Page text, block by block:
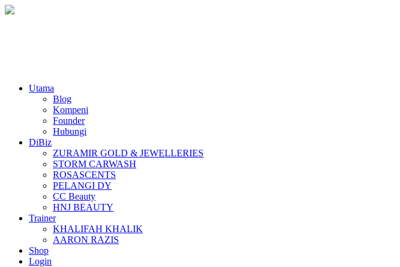
Utama
Blog
Kompeni
Founder
Hubungi
DiBiz
ZURAMIR GOLD & JEWELLERIES
STORM CARWASH
ROSASCENTS
PELANGI DY
CC Beauty
HNJ BEAUTY
Trainer
KHALIFAH KHALIK
AARON RAZIS
Shop
Login